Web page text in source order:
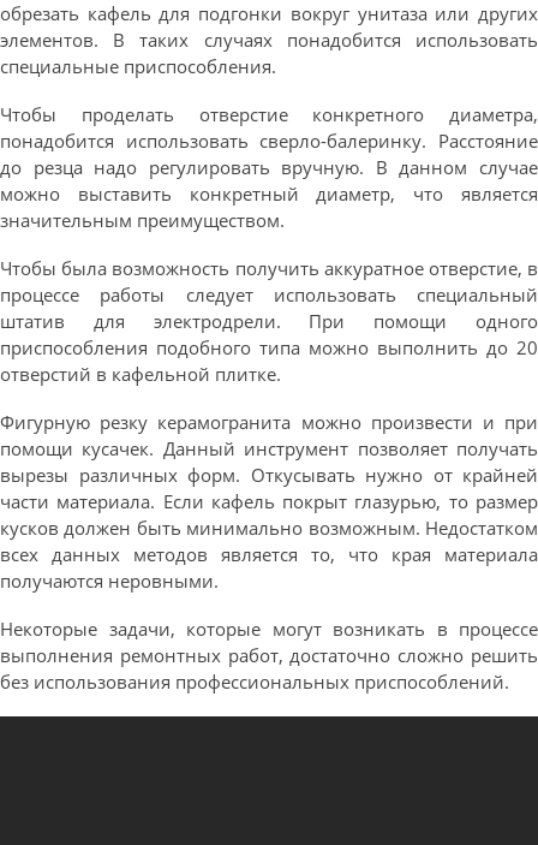
обрезать кафель для подгонки вокруг унитаза или других
элементов. В таких случаях понадобится использовать
специальные приспособления.
Чтобы проделать отверстие конкретного диаметра,
понадобится использовать сверло-балеринку. Расстояние
до резца надо регулировать вручную. В данном случае
можно выставить конкретный диаметр, что является
значительным преимуществом.
Чтобы была возможность получить аккуратное отверстие, в
процессе работы следует использовать специальный
штатив для электродрели. При помощи одного
приспособления подобного типа можно выполнить до 20
отверстий в кафельной плитке.
Фигурную резку керамогранита можно произвести и при
помощи кусачек. Данный инструмент позволяет получать
вырезы различных форм. Откусывать нужно от крайней
части материала. Если кафель покрыт глазурью, то размер
кусков должен быть минимально возможным. Недостатком
всех данных методов является то, что края материала
получаются неровными.
Некоторые задачи, которые могут возникать в процессе
выполнения ремонтных работ, достаточно сложно решить
без использования профессиональных приспособлений.